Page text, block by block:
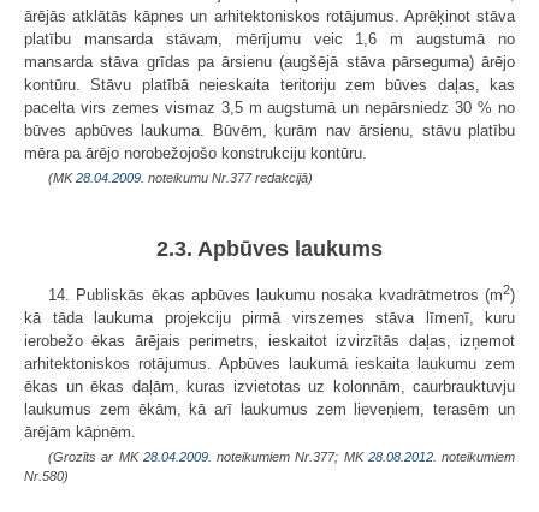
ārējās atklātās kāpnes un arhitektoniskos rotājumus. Aprēķinot stāva
platību mansarda stāvam, mērījumu veic 1,6 m augstumā no
mansarda stāva grīdas pa ārsienu (augšējā stāva pārseguma) ārējo
kontūru. Stāvu platībā neieskaita teritoriju zem būves daļas, kas
pacelta virs zemes vismaz 3,5 m augstumā un nepārsniedz 30 % no
būves apbūves laukuma. Būvēm, kurām nav ārsienu, stāvu platību
mēra pa ārējo norobežojošo konstrukciju kontūru.
(MK28.04.2009. noteikumu Nr.377 redakcijā)
2.3. Apbūves laukums
14. Publiskās ēkas apbūves laukumu nosaka kvadrātmetros (m2)
kā tāda laukuma projekciju pirmā virszemes stāva līmenī, kuru
ierobežo ēkas ārējais perimetrs, ieskaitot izvirzītās daļas, izņemot
arhitektoniskos rotājumus. Apbūves laukumā ieskaita laukumu zem
ēkas un ēkas daļām, kuras izvietotas uz kolonnām, caurbrauktuvju
laukumus zem ēkām, kā arī laukumus zem lieveņiem, terasēm un
ārējām kāpnēm.
(Grozīts ar MK 28.04.2009. noteikumiem Nr.377; MK 28.08.2012. noteikumiem
Nr.580)